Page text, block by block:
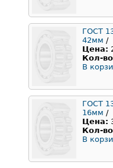
ГОСТ
42мм /
Цена:
Кол-
В
ГОСТ
16мм /
Цена:
Кол-
В